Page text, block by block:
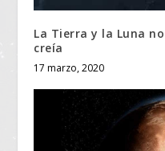
La Tierra y la Luna
creía
17 marzo, 2020